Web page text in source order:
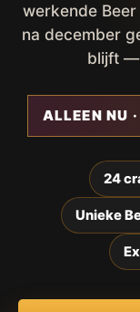
werkende
na december
blijft —
ALLEEN NU
24
Unieke